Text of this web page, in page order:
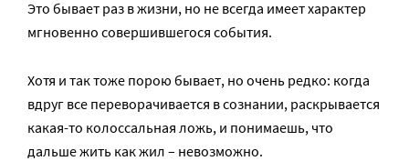
Это бывает раз в жизни, но не всегда имеет характер
мгновенно совершившегося события.
Хотя и так тоже порою бывает, но очень редко: когда
вдруг все переворачивается в сознании, раскрывается
какая-то колоссальная ложь, и понимаешь, что
дальше жить как жил – невозможно.